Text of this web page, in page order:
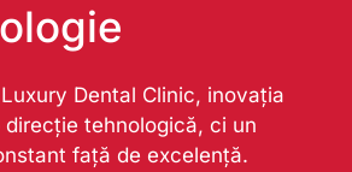
Dental Clinic, inovația
direcție tehnologică, ci un
față de excelență.